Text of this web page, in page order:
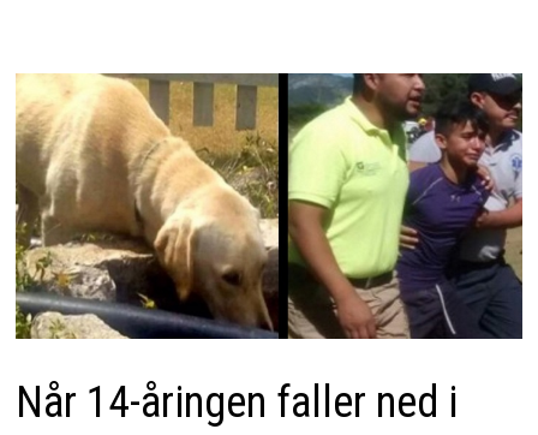
Når 14-åringen faller ned i